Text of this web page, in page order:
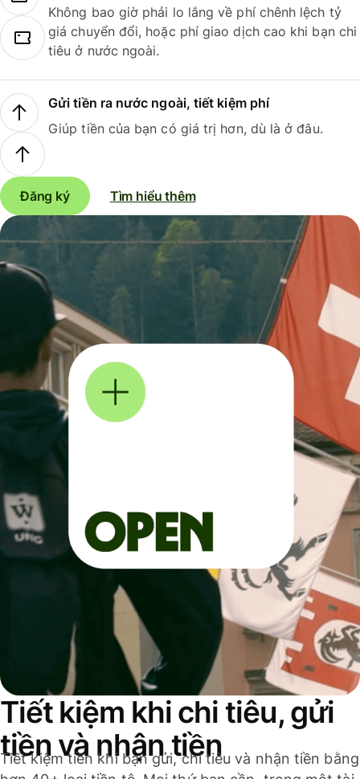
Không bao giờ phải lo lắng về phí chênh lệch tỷ
giá chuyển đổi, hoặc phí giao dịch cao khi bạn chi
tiêu ở nước ngoài.
Gửi tiền ra nước ngoài, tiết kiệm phí
Giúp tiền của bạn có giá trị hơn, dù là ở đâu.
Đăng ký Tìm hiểu thêm
Tiết kiệm khi chi tiêu, gửi
tiền và nhận tiền
Tiết kiệm tiền khi bạn gửi, chi tiêu và nhận tiền bằng